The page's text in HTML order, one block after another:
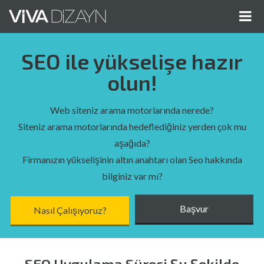
SEO ile yükselişe hazır
olun!
Web siteniz arama motorlarında nerede?
Siteniz arama motorlarında hedeflediğiniz yerden çok mu
aşağıda?
Firmanızın yükselişinin altın anahtarı olan Seo hakkında
bilginiz var mı?
Nasıl Çalışıyoruz? Başvur